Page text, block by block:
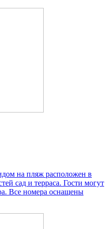
на пляж расположен в
сад и терраса. Гости могут
Все номера оснащены